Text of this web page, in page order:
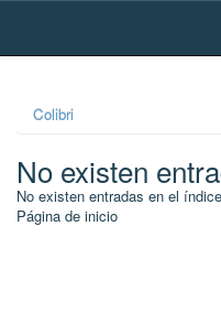
Skip
Colibri
No existen
No existen entradas en el
Página de inicio